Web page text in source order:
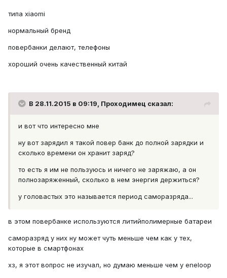
типа xiaomi
нормальный бренд
повербанки делают, телефоны
хороший очень качественный китай
В 28.11.2015 в 09:19, Проходимец сказал:
и вот что интересно мне
ну вот зарядил я такой повер банк до полной зарядки и
сколько времени он хранит заряд?
то есть я им не пользуюсь и ничего не заряжаю, а он
полнозаряженный, сколько в нем энергия держиться?
у головастых это называется период саморазряда...
в этом повербанке используются литийполимерные батареи
саморазряд у них ну может чуть меньше чем как у тех,
которые в смартфонах
хз, я этот вопрос не изучал, но думаю меньше чем у eneloop